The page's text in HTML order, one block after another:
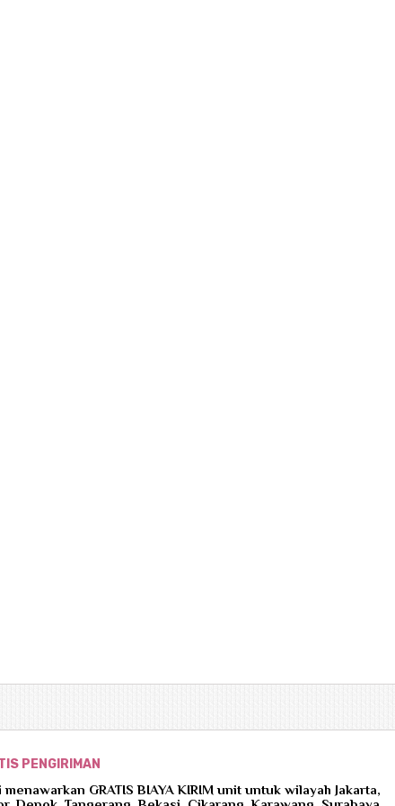
PENGIRIMAN
menawarkan GRATIS BIAYA KIRIM unit untuk wilayah Jakarta,